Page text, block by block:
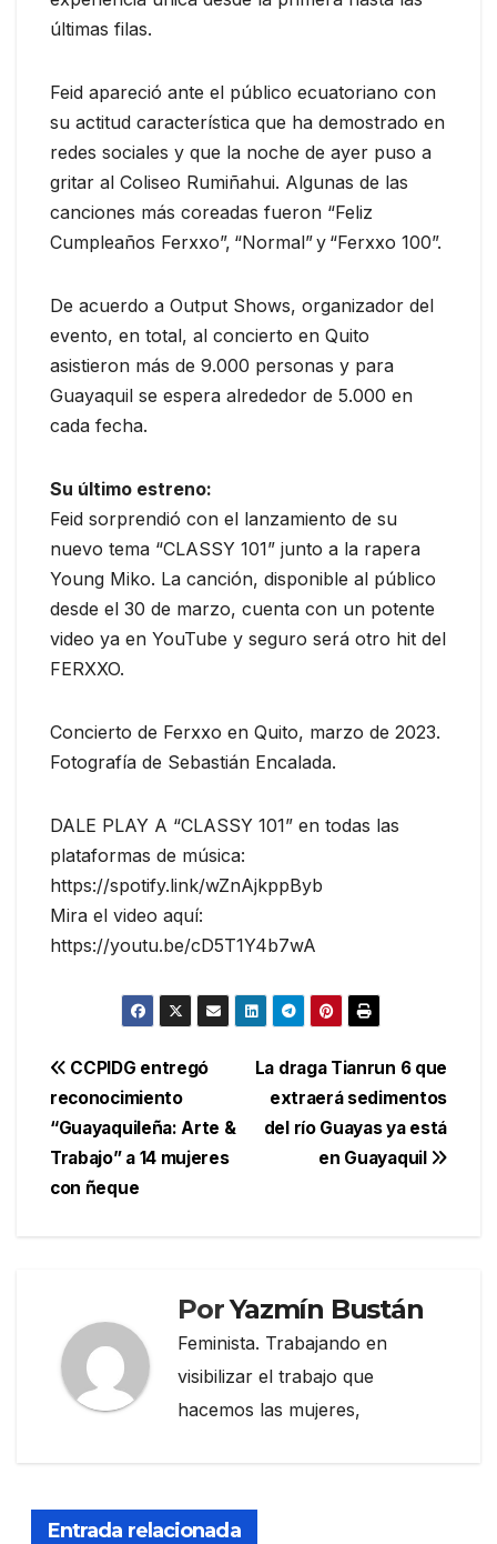
últimas filas.
Feid apareció ante el público ecuatoriano con
su actitud característica que ha demostrado en
redes sociales y que la noche de ayer puso a
gritar al Coliseo Rumiñahui. Algunas de las
canciones más coreadas fueron “Feliz
Cumpleaños Ferxxo”, “Normal” y “Ferxxo 100”.
De acuerdo a Output Shows, organizador del
evento, en total, al concierto en Quito
asistieron más de 9.000 personas y para
Guayaquil se espera alrededor de 5.000 en
cada fecha.
Su último estreno:
Feid sorprendió con el lanzamiento de su
nuevo tema “CLASSY 101” junto a la rapera
Young Miko. La canción, disponible al público
desde el 30 de marzo, cuenta con un potente
video ya en YouTube y seguro será otro hit del
FERXXO.
Concierto de Ferxxo en Quito, marzo de 2023.
Fotografía de Sebastián Encalada.
DALE PLAY A “CLASSY 101” en todas las
plataformas de música:
https://spotify.link/wZnAjkppByb
Mira el video aquí:
https://youtu.be/cD5T1Y4b7wA
Navegación
de
entradas
La draga Tianrun 6 que
extraerá sedimentos
del río Guayas ya está
en Guayaquil
CCPIDG entregó
reconocimiento
“Guayaquileña: Arte &
Trabajo” a 14 mujeres
con ñeque
PorYazmín Bustán
Feminista. Trabajando en
visibilizar el trabajo que
hacemos las mujeres,
Entrada relacionada